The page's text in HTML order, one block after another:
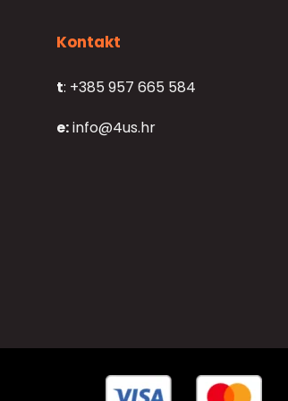
Kontakt
t: +385 957 665 584
e:info@4us.hr